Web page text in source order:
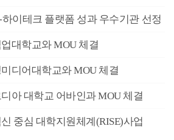
하이테크 플랫폼 성과 우수기관 선정
대학교와 MOU 체결
디어대학교와 MOU 체결
아 대학교 어바인과 MOU 체결
중심 대학지원체계(RISE)사업